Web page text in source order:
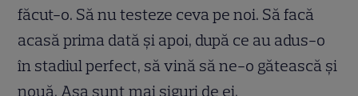
făcut-o. Să nu testeze ceva pe noi. Să facă
acasă prima dată și apoi, după ce au adus-o
în stadiul perfect, să vină să ne-o gătească și
nouă. Așa sunt mai siguri de ei.